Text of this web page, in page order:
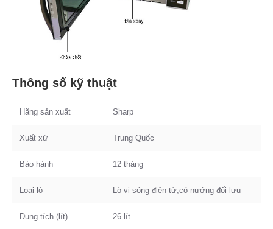
Thông số kỹ thuật
Hãng sản xuất Sharp
Xuất xứ Trung Quốc
Bảo hành 12 tháng
Loại lò Lò vi sóng điện tử,có nướng đối lưu
Dung tích (lít) 26 lít